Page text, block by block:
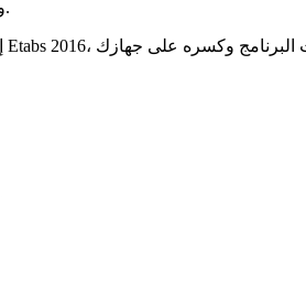
وقت المستخدمين عندما يقومون بتحليل البنية التحتية ورسمها بسرعة.